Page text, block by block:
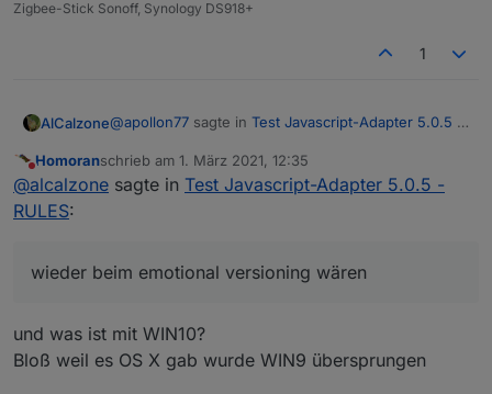
Zigbee-Stick Sonoff, Synology DS918+
1
AlCalzone@apollon77 sagte in Test Javascript-Adapter 5.0.5 -
Die 5.0.0 zeigt in dem Fall ein grösseres
Nicht stören
Homoranschrieb am 1. März 2021, 12:35
zuletzt editiert von
@alcalzone sagte in Test Javascript-Adapter 5.0.5 -
RULES:
wieder beim emotional versioning wären
und was ist mit WIN10?
Bloß weil es OS X gab wurde WIN9 übersprungen